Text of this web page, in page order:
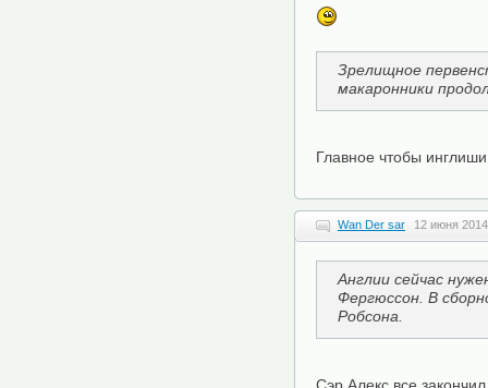
Зрелищное
макаронники
Главное чтобы
Wan Der sar 12 июня
Англии сейчас
Фергюссон. В
Робсона.